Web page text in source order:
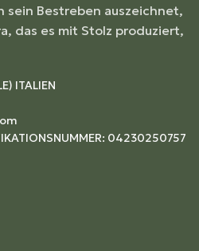
sein Bestreben auszeichnet,
das es mit Stolz produziert,
ITALIEN
04230250757